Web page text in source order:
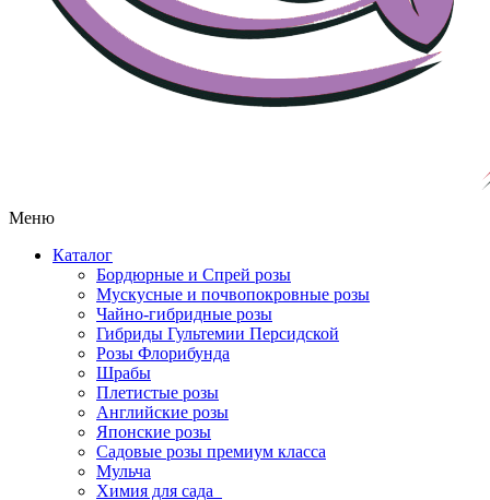
Меню
Каталог
Бордюрные и Спрей розы
Мускусные и почвопокровные розы
Чайно-гибридные розы
Гибриды Гультемии Персидской
Розы Флорибунда
Шрабы
Плетистые розы
Английские розы
Японские розы
Садовые розы премиум класса
Мульча
Химия для сада